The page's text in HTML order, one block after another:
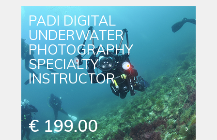
PADI DIGITAL
UNDERWATER
PHOTOGRAPHY
SPECIALTY
INSTRUCTOR
€ 199.00